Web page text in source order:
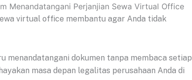
virtual office membantu agar Anda tidak
menandatangani dokumen tanpa membaca setiap
masa depan legalitas perusahaan Anda di